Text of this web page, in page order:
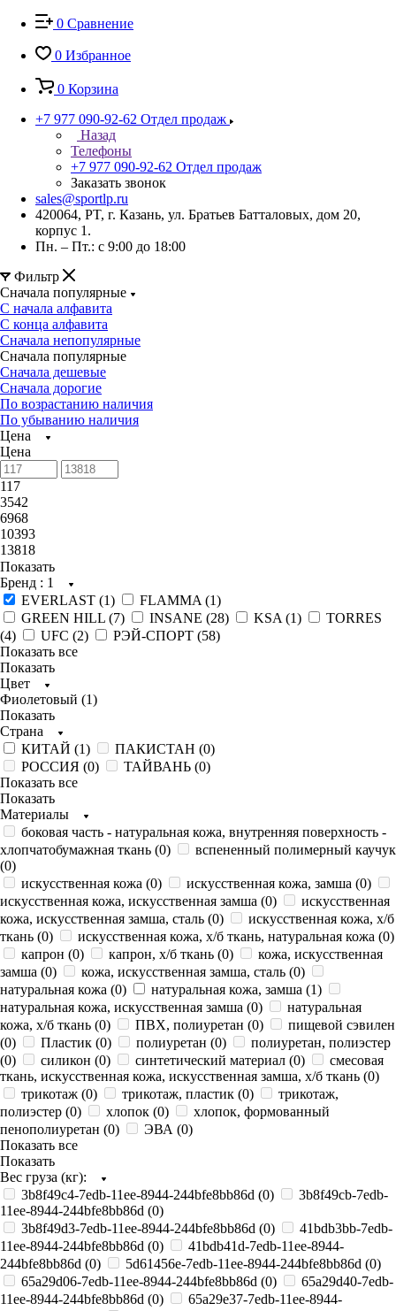
0 Сравнение
0 Избранное
0 Корзина
+7 977 090-92-62 Отдел продаж
Назад
Телефоны
+7 977 090-92-62 Отдел продаж
Заказать звонок
sales@sportlp.ru
420064, PT, г. Казань, ул. Братьев Батталовых, дом 20,
корпус 1.
Пн. – Пт.: с 9:00 до 18:00
Фильтр
Сначала популярные
С начала алфавита
С конца алфавита
Сначала непопулярные
Сначала популярные
Сначала дешевые
Сначала дорогие
По возрастанию наличия
По убыванию наличия
Цена
Цена
117
3542
6968
10393
13818
Показать
Бренд : 1
EVERLAST (1) FLAMMA (1)
GREEN HILL (7) INSANE (28) KSA (1)
TORRES
(4) UFC (2) РЭЙ-СПОРТ (58)
Показать все
Показать
Цвет
Фиолетовый (1)
Показать
Страна
КИТАЙ (1) ПАКИСТАН (0)
РОССИЯ (0) ТАЙВАНЬ (0)
Показать все
Показать
Материалы
боковая часть - натуральная кожа, внутренняя поверхность -
хлопчатобумажная ткань (0)
вспененный полимерный каучук
(0)
искусственная кожа (0) искусственная кожа, замша (0)
искусственная кожа, искусственная замша (0)
искусственная
кожа, искусственная замша, сталь (0)
искусственная кожа, х/б
ткань (0) искусственная кожа, х/б ткань, натуральная кожа (0)
капрон (0) капрон, х/б ткань (0)
кожа, искусственная
замша (0) кожа, искусственная замша, сталь (0)
натуральная кожа (0) натуральная кожа, замша (1)
натуральная кожа, искусственная замша (0)
натуральная
кожа, х/б ткань (0) ПВХ, полиуретан (0)
пищевой сэвилен
(0) Пластик (0) полиуретан (0)
полиуретан, полиэстер
(0) силикон (0) синтетический материал (0)
смесовая
ткань, искусственная кожа, искусственная замша, х/б ткань (0)
трикотаж (0) трикотаж, пластик (0)
трикотаж,
полиэстер (0) хлопок (0)
хлопок, формованный
пенополиуретан (0) ЭВА (0)
Показать все
Показать
Вес груза (кг):
3b8f49c4-7edb-11ee-8944-244bfe8bb86d (0)
3b8f49cb-7edb-
11ee-8944-244bfe8bb86d (0)
3b8f49d3-7edb-11ee-8944-244bfe8bb86d (0)
41bdb3bb-7edb-
11ee-8944-244bfe8bb86d (0)
41bdb41d-7edb-11ee-8944-
244bfe8bb86d (0) 5d61456e-7edb-11ee-8944-244bfe8bb86d (0)
65a29d06-7edb-11ee-8944-244bfe8bb86d (0)
65a29d40-7edb-
11ee-8944-244bfe8bb86d (0)
65a29e37-7edb-11ee-8944-